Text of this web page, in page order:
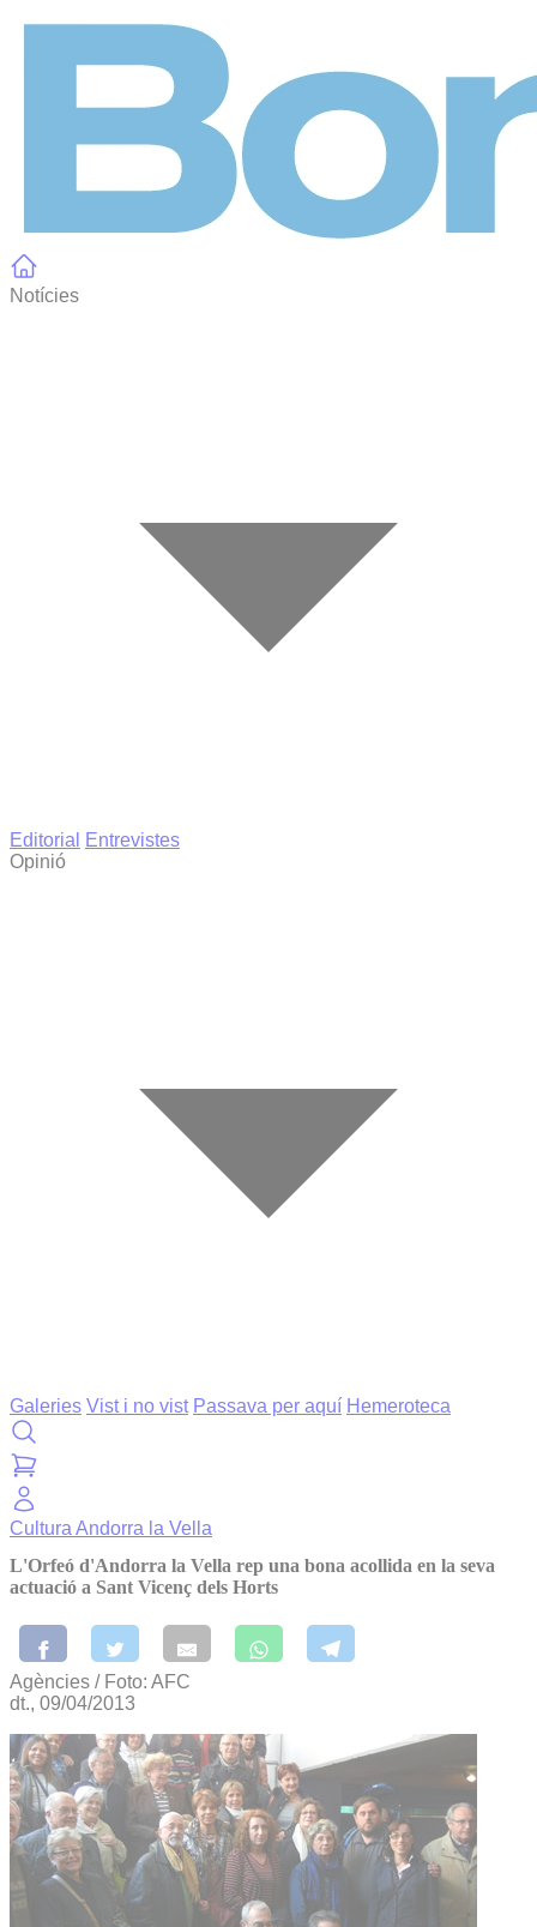
Notícies
Editorial
Entrevistes
Opinió
Galeries Vist i no vist Passava per aquí Hemeroteca
Cultura Andorra la Vella
L'Orfeó d'Andorra la Vella rep una bona acollida en la seva
actuació a Sant Vicenç dels Horts
Agències / Foto: AFC
dt., 09/04/2013